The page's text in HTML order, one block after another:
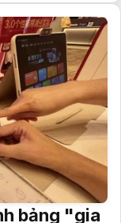
bảng "gia